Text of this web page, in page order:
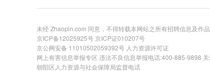
未经 Zhaopin.com 同意，不得转载本网站之所有招聘信息及作
京ICP备12025925号京ICP证010207号
京公网安备 11010502059392号 人力资源许可证
网上有害信息举报专区 违法不良信息举报电话:400-885-9898
朝阳区人力资源与社会保障局监督电话